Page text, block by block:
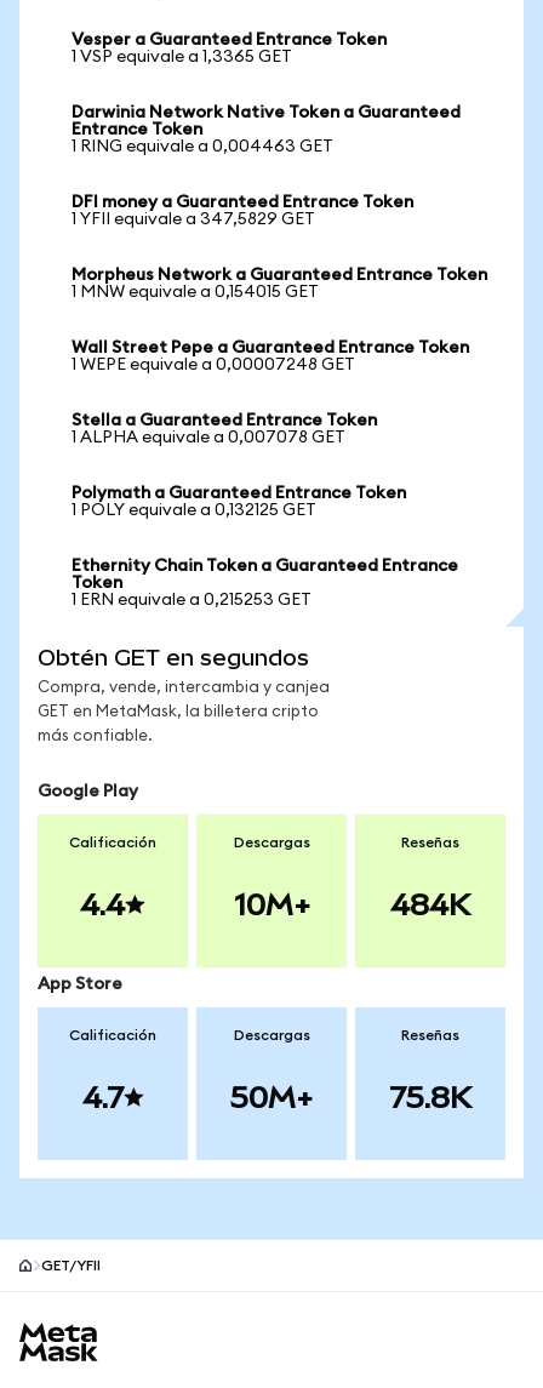
Vesper a Guaranteed Entrance Token
1 VSP equivale a 1,3365 GET
Darwinia Network Native Token a Guaranteed
Entrance Token
1 RING equivale a 0,004463 GET
DFI money a Guaranteed Entrance Token
1 YFII equivale a 347,5829 GET
Morpheus Network a Guaranteed Entrance Token
1 MNW equivale a 0,154015 GET
Wall Street Pepe a Guaranteed Entrance Token
1 WEPE equivale a 0,00007248 GET
Stella a Guaranteed Entrance Token
1 ALPHA equivale a 0,007078 GET
Polymath a Guaranteed Entrance Token
1 POLY equivale a 0,132125 GET
Ethernity Chain Token a Guaranteed Entrance
Token
1 ERN equivale a 0,215253 GET
Obtén GET en segundos
Compra, vende, intercambia y canjea
GET en MetaMask, la billetera cripto
más confiable.
Google Play
Calificación
4.4
Descargas
10M+
Reseñas
484K
App Store
Calificación
4.7
Descargas
50M+
Reseñas
75.8K
GET/YFII